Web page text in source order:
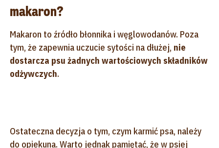
makaron?
Makaron to źródło błonnika i węglowodanów. Poza
tym, że zapewnia uczucie sytości na dłużej, nie
dostarcza psu żadnych wartościowych składników
odżywczych.
Ostateczna decyzja o tym, czym karmić psa, należy
do opiekuna. Warto jednak pamiętać, że w psiej